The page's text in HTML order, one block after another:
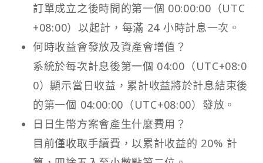
訂單成立之後時間的第一個 00:00:00（UTC
+08:00）以起計，每滿 24 小時計息一次。
何時收益會發放及資產會增值？
系統於每次計息後第一個 04:00（UTC+08:0
0）顯示當日收益，累計收益將於計息結束後
的第一個 04:00:00（UTC+08:00）發放。
日日生幣方案會產生什麼費用？
目前僅收取手續費，以累計收益的 20% 計